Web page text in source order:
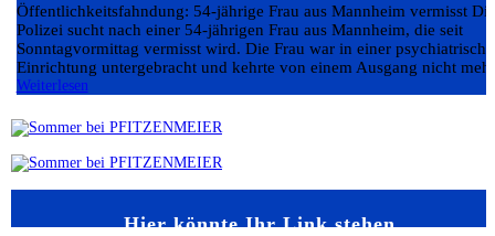
Öffentlichkeitsfahndung: 54-jährige Frau aus Mannheim vermisst Die
Polizei sucht nach einer 54-jährigen Frau aus Mannheim, die seit
Sonntagvormittag vermisst wird. Die Frau war in einer
Einrichtung untergebracht und kehrte von einem Ausgang nicht
Weiterlesen
Hier könnte Ihr Link stehen